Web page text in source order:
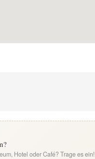
Hotel oder Café? Trage es ein!